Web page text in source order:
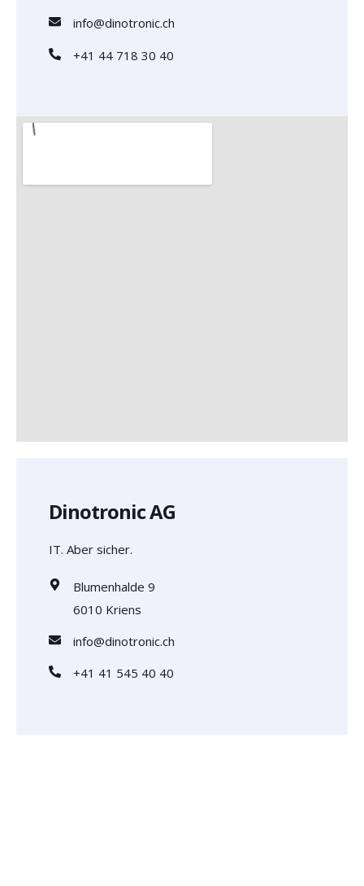
info@dinotronic.ch
+41 44 718 30 40
Dinotronic AG
IT. Aber sicher.
Blumenhalde 9
6010 Kriens
info@dinotronic.ch
+41 41 545 40 40